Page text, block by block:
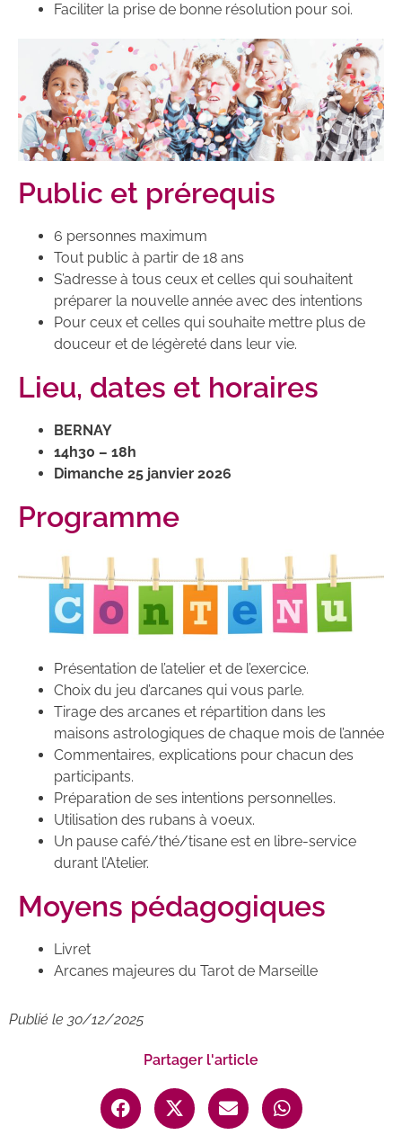
Faciliter la prise de bonne résolution pour soi.
Public et prérequis
6 personnes maximum
Tout public à partir de 18 ans
S’adresse à tous ceux et celles qui souhaitent
préparer la nouvelle année avec des intentions
Pour ceux et celles qui souhaite mettre plus de
douceur et de légèreté dans leur vie.
Lieu, dates et horaires
BERNAY
14h30 – 18h
Dimanche 25 janvier 2026
Programme
Présentation de l’atelier et de l’exercice.
Choix du jeu d’arcanes qui vous parle.
Tirage des arcanes et répartition dans les
maisons astrologiques de chaque mois de l’année
Commentaires, explications pour chacun des
participants.
Préparation de ses intentions personnelles.
Utilisation des rubans à voeux.
Un pause café/thé/tisane est en libre-service
durant l’Atelier.
Moyens pédagogiques
Livret
Arcanes majeures du Tarot de Marseille
Publié le 30/12/2025
Partager l'article